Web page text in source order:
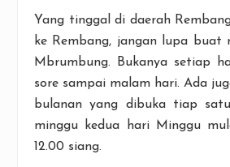
Yang tinggal di daerah
ke Rembang, jangan lupa buat
Mbrumbung. Bukanya setiap
sore sampai malam hari. Ada
bulanan yang dibuka tiap
minggu kedua hari Minggu
12.00 siang.